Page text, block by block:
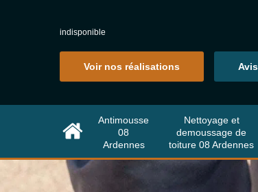
indisponible
Voir nos réalisations
Antimousse
08
Ardennes
Nettoyage et
demoussage de
toiture 08 Ardennes